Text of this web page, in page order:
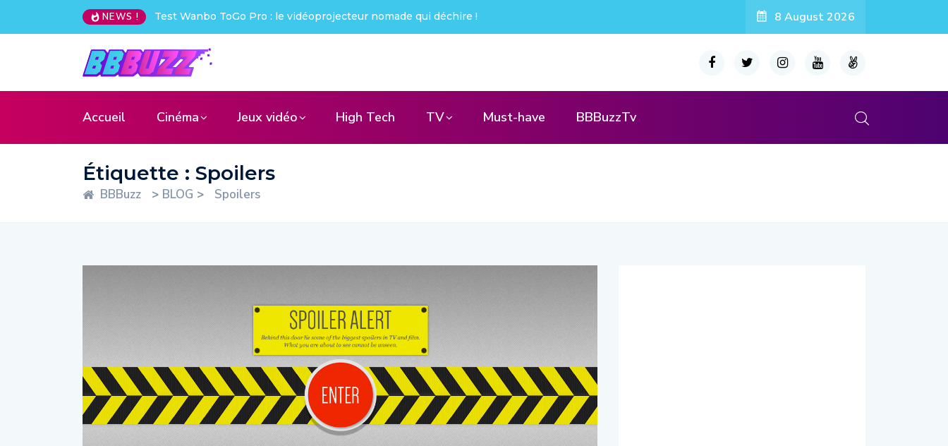
NEWS ! Test Wanbo ToGo Pro : le vidéoprojecteur nomade qui déchire ! 8 August 2026
Accueil Cinéma Jeux vidéo High Tech TV Must-have BBBuzzTv
Étiquette : Spoilers
BBBuzz > BLOG > Spoilers